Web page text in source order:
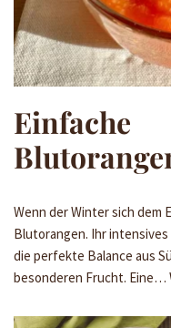
Einfache
Wenn der Winter sich
Blutorangen. Ihr
die perfekte Balance aus
besonderen Frucht. Eine…